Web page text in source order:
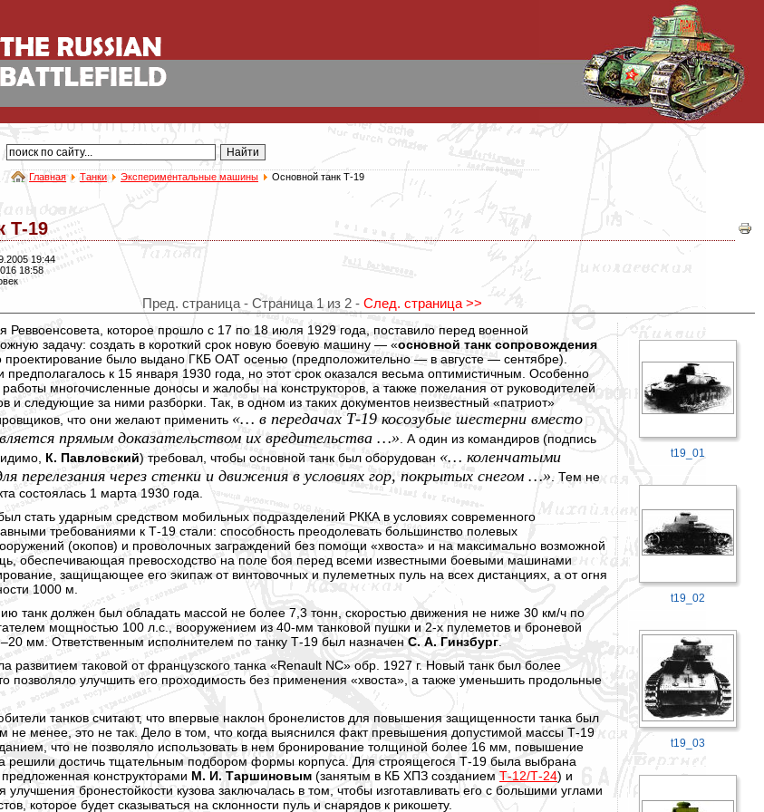
Главная Танки Экспериментальные машины Основной танк Т-19
Т-19
19:44
18:58
Пред. страница - Страница 1 из 2 - След. страница >>
t19_01
t19_02
t19_03
Реввоенсовета, которое прошло с 17 по 18 июля 1929 года, поставило перед военной
задачу: создать в короткий срок новую боевую машину — «основной танк сопровождения
проектирование было выдано ГКБ ОАТ осенью (предположительно — в августе — сентябре).
предполагалось к 15 января 1930 года, но этот срок оказался весьма оптимистичным. Особенно
многочисленные доносы и жалобы на конструкторов, а также пожелания от руководителей
и следующие за ними разборки. Так, в одном из таких документов неизвестный «патриот»
что они желают применить «… в передачах Т-19 косозубые шестерни вместо
прямым доказательством их вредительства …» . А один из командиров (подпись
К. Павловский) требовал, чтобы основной танк был оборудован «… коленчатыми
перелезания через стенки и движения в условиях гор, покрытых снегом …» . Тем не
состоялась 1 марта 1930 года.
стать ударным средством мобильных подразделений РККА в условиях современного
требованиями к Т-19 стали: способность преодолевать большинство полевых
(окопов) и проволочных заграждений без помощи «хвоста» и на максимально возможной
обеспечивающая превосходство на поле боя перед всеми известными боевыми машинами
защищающее его экипаж от винтовочных и пулеметных пуль на всех дистанциях, а от огня
1000 м.
танк должен был обладать массой не более 7,3 тонн, скоростью движения не ниже 30 км/ч по
мощностью 100 л.с., вооружением из 40-мм танковой пушки и 2-х пулеметов и броневой
мм. Ответственным исполнителем по танку Т-19 был назначен С. А. Гинзбург
развитием таковой от французского танка «Renault NC» обр. 1927 г. Новый танк был более
позволяло улучшить его проходимость без применения «хвоста», а также уменьшить продольные
танков считают, что впервые наклон бронелистов для повышения защищенности танка был
не менее, это не так. Дело в том, что когда выяснился факт превышения допустимой массы Т-19
что не позволяло использовать в нем бронирование толщиной более 16 мм, повышение
решили достичь тщательным подбором формы корпуса. Для строящегося Т-19 была выбрана
конструкторами М. И. Таршиновым (занятым в КБ ХПЗ созданием Т-12/Т-24) и
бронестойкости кузова заключалась в том, чтобы изготавливать его с большими углами
которое будет сказываться на склонности пуль и снарядов к рикошету.